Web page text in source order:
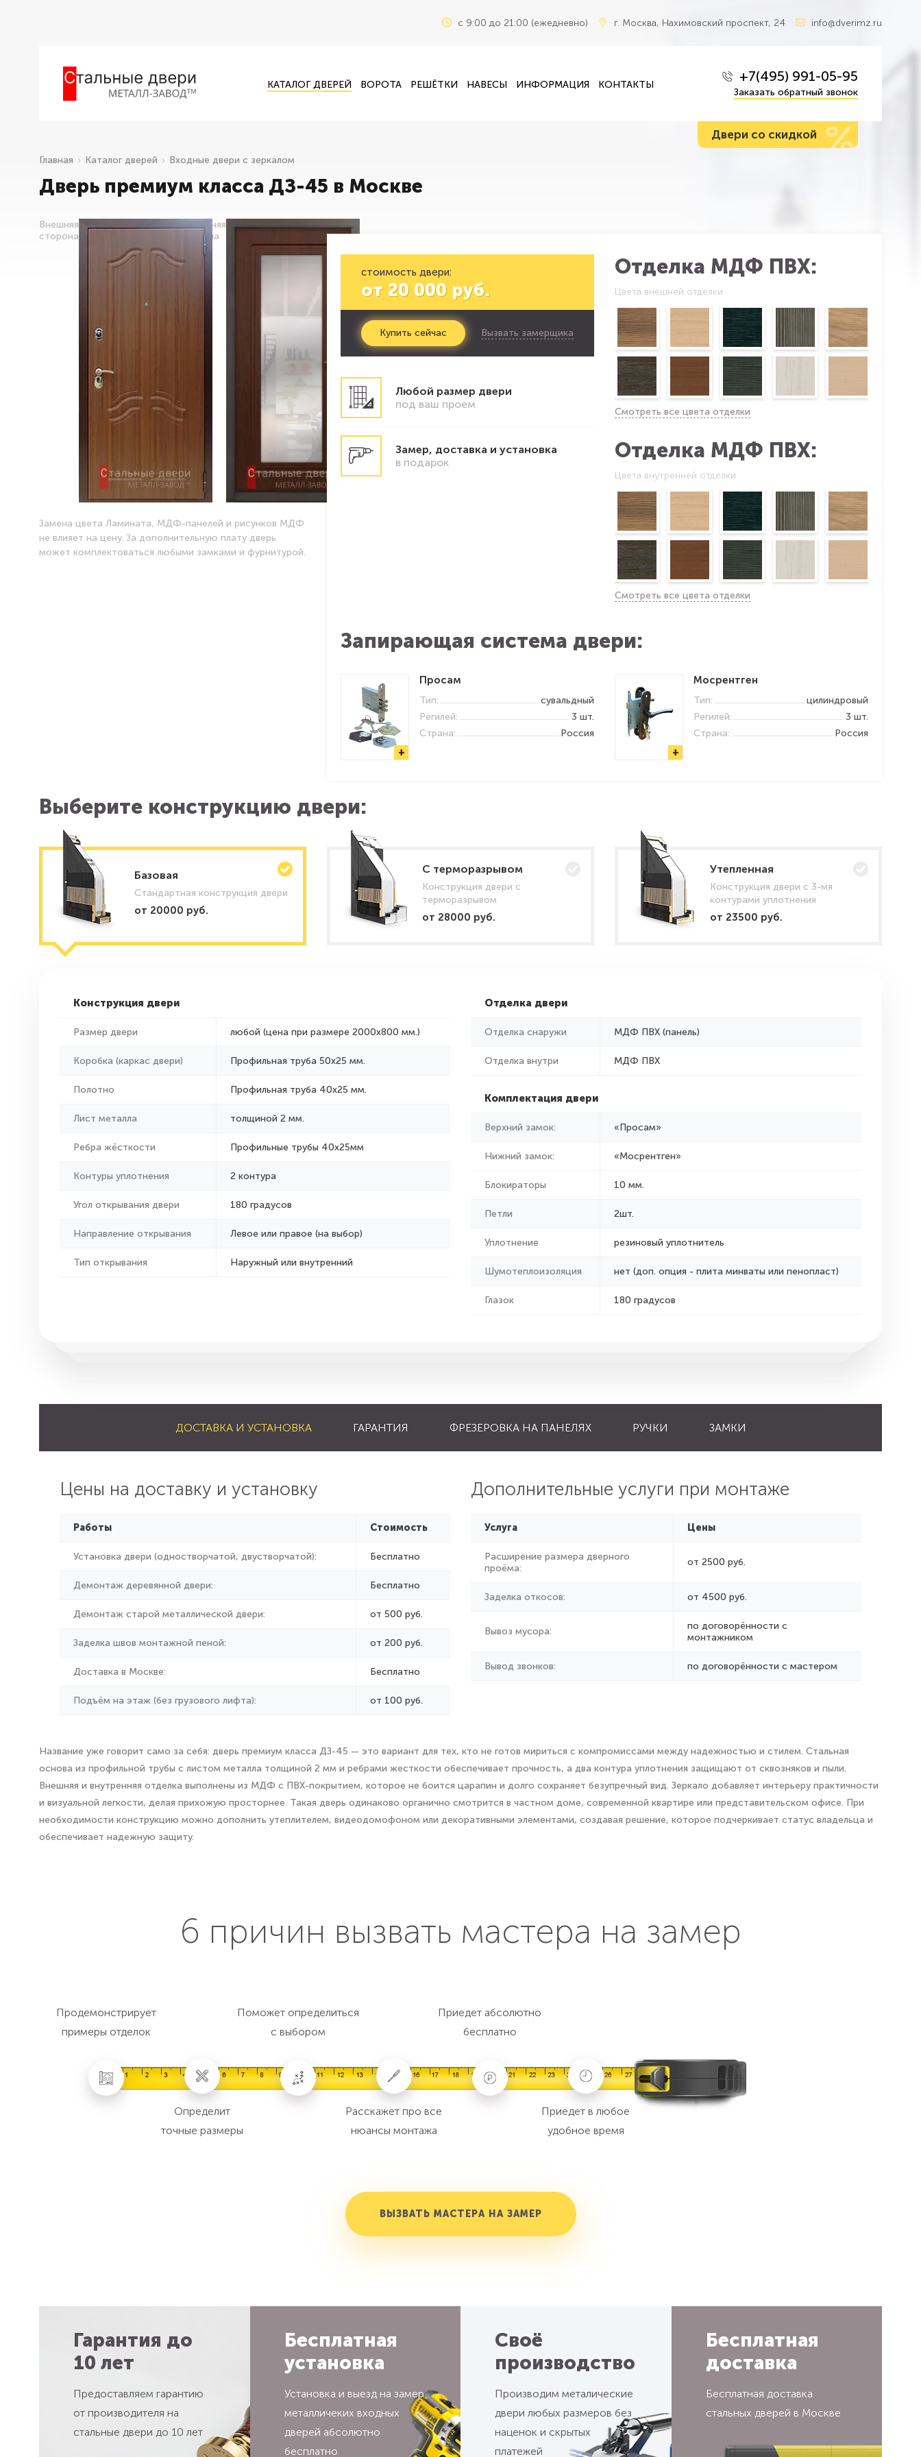
c 9:00 до 21:00 (ежедневно) г. Москва, Нахимовский проспект, 24 info@dverimz.ru
КАТАЛОГ ДВЕРЕЙ ВОРОТА РЕШЁТКИ НАВЕСЫ ИНФОРМАЦИЯ КОНТАКТЫ +7(495) 991-05-95
Заказать обратный звонок
Двери со скидкой %
Дверь премиум класса ДЗ-45 в Москве
Главная Каталог дверей Входные двери с зеркалом
Внешняя
сторона
Внутренняя
сторона
Замена цвета Ламината, МДФ-панелей и рисунков МДФ
не влияет на цену. За дополнительную плату дверь
может комплектоваться любыми замками и фурнитурой.
стоимость двери:
от 20 000 руб.
Купить сейчас Вызвать замерщика
Любой размер двери
под ваш проем
Замер, доставка и установка
в подарок
Отделка МДФ ПВХ:
Цвета внешней отделки
Смотреть все цвета отделки
Отделка МДФ ПВХ:
Цвета внутренней отделки
Смотреть все цвета отделки
Запирающая система двери:
+
Просам
Тип:
сувальдный
Регилей:
3 шт.
Страна:
Россия
+
Мосрентген
Тип:
цилиндровый
Регилей:
3 шт.
Страна:
Россия
Выберите конструкцию двери:
Базовая
Стандартная конструкция двери
от 20000 руб.
C терморазрывом
Конструкция двери с
терморазрывом
от 28000 руб.
Утепленная
Конструкция двери с 3-мя
контурами уплотнения
от 23500 руб.
Конструкция двери
Размер двери любой (цена при размере 2000x800 мм.)
Коробка (каркас двери) Профильная труба 50х25 мм.
Полотно Профильная труба 40х25 мм.
Лист металла толщиной 2 мм.
Ребра жёсткости Профильные трубы 40х25мм
Контуры уплотнения 2 контура
Угол открывания двери 180 градусов
Направление открывания Левое или правое (на выбор)
Тип открывания Наружный или внутренний
Отделка двери
Отделка снаружи МДФ ПВХ (панель)
Отделка внутри МДФ ПВХ
Комплектация двери
Верхний замок: «Просам»
Нижний замок: «Мосрентген»
Блокираторы 10 мм.
Петли 2шт.
Уплотнение резиновый уплотнитель
Шумотеплоизоляция нет (доп. опция - плита минваты или пенопласт)
Глазок 180 градусов
ДОСТАВКА И УСТАНОВКА ГАРАНТИЯ ФРЕЗЕРОВКА НА ПАНЕЛЯХ РУЧКИ ЗАМКИ
Цены на доставку и установку
Работы Стоимость
Установка двери (одностворчатой, двустворчатой): Бесплатно
Демонтаж деревянной двери: Бесплатно
Демонтаж старой металлической двери: от 500 руб.
Заделка швов монтажной пеной: от 200 руб.
Доставка в Москве: Бесплатно
Подъём на этаж (без грузового лифта): от 100 руб.
Дополнительные услуги при монтаже
Услуга Цены
Расширение размера дверного
проёма:
от 2500 руб.
Заделка откосов: от 4500 руб.
Вывоз мусора:
по договорённости с
монтажником
Вывод звонков: по договорённости с мастером
Название уже говорит само за себя: дверь премиум класса ДЗ-45 — это вариант для тех, кто не готов мириться с компромиссами между надежностью и стилем. Стальная
основа из профильной трубы с листом металла толщиной 2 мм и ребрами жесткости обеспечивает прочность, а два контура уплотнения защищают от сквозняков и пыли.
Внешняя и внутренняя отделка выполнены из МДФ с ПВХ-покрытием, которое не боится царапин и долго сохраняет безупречный вид. Зеркало добавляет интерьеру практичности
и визуальной легкости, делая прихожую просторнее. Такая дверь одинаково органично смотрится в частном доме, современной квартире или представительском офисе. При
необходимости конструкцию можно дополнить утеплителем, видеодомофоном или декоративными элементами, создавая решение, которое подчеркивает статус владельца и
обеспечивает надежную защиту.
6 причин вызвать мастера на замер
Продемонстрирует
примеры отделок
Определит
точные размеры
Поможет определиться
с выбором
Расскажет про все
нюансы монтажа
Приедет абсолютно
бесплатно
Приедет в любое
удобное время
ВЫЗВАТЬ МАСТЕРА НА ЗАМЕР
Гарантия до
10 лет
Предоставляем гарантию
от производителя на
стальные двери до 10 лет
Бесплатная
установка
Установка и выезд на замер
металличеких входных
дверей абсолютно
бесплатно
Своё
производство
Производим металические
двери любых размеров без
наценок и скрытых
платежей
Бесплатная
доставка
Бесплатная доставка
стальных дверей в Москве